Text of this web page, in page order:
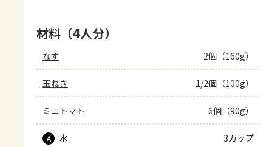
材料（4人分）
なす 2個（160g）
玉ねぎ 1/2個（100g）
ミニトマト 6個（90g）
A 水 3カップ